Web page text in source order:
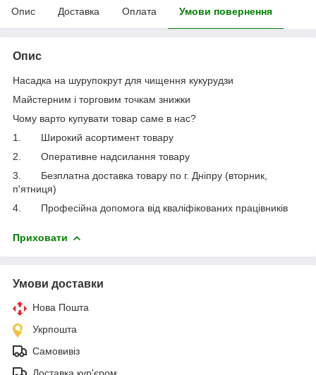
Опис Доставка Оплата Умови повернення
Опис
Насадка на шурупокрут для чищення кукурудзи
Майстерним і торговим точкам знижки
Чому варто купувати товар саме в нас?
1. Широкий асортимент товару
2. Оперативне надсилання товару
3. Безплатна доставка товару по г. Дніпру (вторник,
п'ятниця)
4. Професійна допомога від кваліфікованих працівників
Приховати
Умови доставки
Нова Пошта
Укрпошта
Самовивіз
Доставка кур'єром